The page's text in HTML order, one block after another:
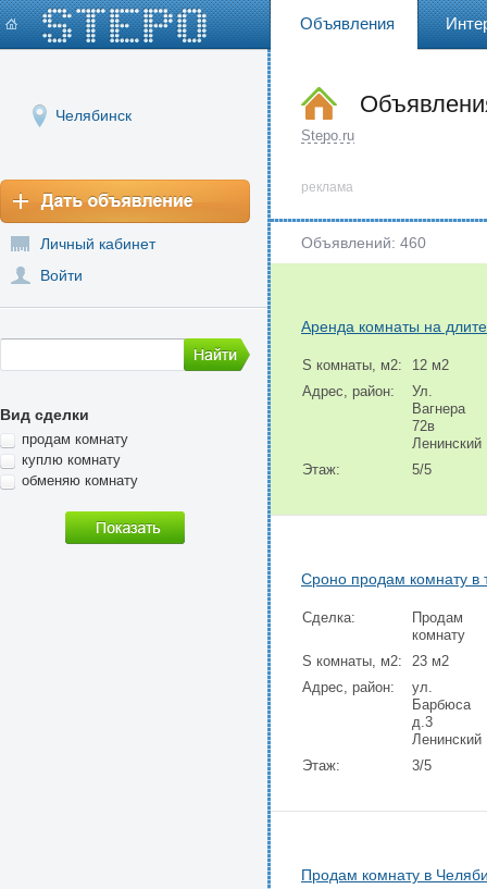
Объявления
Челябинск
Личный кабинет
Войти
Вид сделки
продам комнату
куплю комнату
обменяю комнату
Stepo.ru
реклама
Объявлений: 460
Аренда комнаты на
S комнаты, м2:
12 м2
Адрес, район:
Ул.
Вагнера
72в
Ленинский
Этаж:
5/5
Сроно продам комнату в
Сделка:
Продам
комнату
S комнаты, м2:
23 м2
Адрес, район:
ул.
Барбюса
д.3
Ленинский
Этаж:
3/5
Продам комнату в